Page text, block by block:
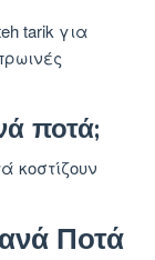
tarik για
ποτά;
κοστίζουν
Ποτά